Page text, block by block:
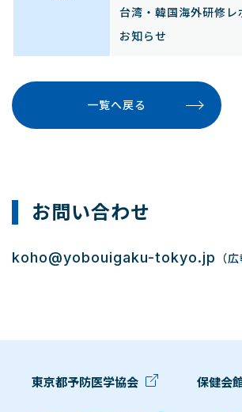
台湾・韓国海外研修
お知らせ
一覧へ戻る
お問い合わせ
koho@yobouigaku-tokyo.jp （
東京都予防医学協会 保健会